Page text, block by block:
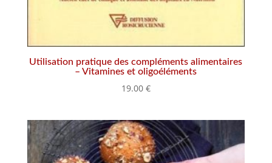
Utilisation pratique des compléments alimentaires
– Vitamines et oligoéléments
19.00 €